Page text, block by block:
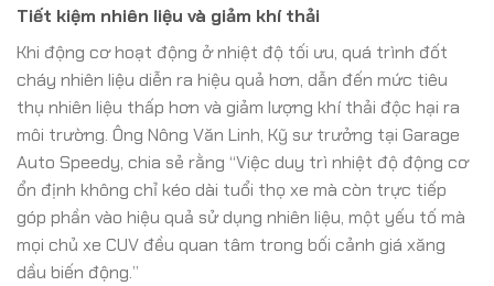
Tiết kiệm nhiên liệu và giảm khí thải
Khi động cơ hoạt động ở nhiệt độ tối ưu, quá trình đốt
cháy nhiên liệu diễn ra hiệu quả hơn, dẫn đến mức tiêu
thụ nhiên liệu thấp hơn và giảm lượng khí thải độc hại ra
môi trường. Ông Nông Văn Linh, Kỹ sư trưởng tại Garage
Auto Speedy, chia sẻ rằng “Việc duy trì nhiệt độ động cơ
ổn định không chỉ kéo dài tuổi thọ xe mà còn trực tiếp
góp phần vào hiệu quả sử dụng nhiên liệu, một yếu tố mà
mọi chủ xe CUV đều quan tâm trong bối cảnh giá xăng
dầu biến động.”